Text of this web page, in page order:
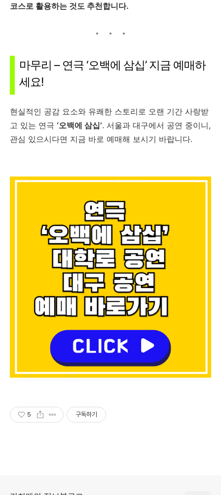
코스로 활용하는 것도 추천합니다.
마무리 – 연극 ‘오백에 삼십’ 지금 예매하
세요!
현실적인 공감 요소와 유쾌한 스토리로 오랜 기간 사랑받
고 있는 연극 ‘오백에 삼십’. 서울과 대구에서 공연 중이니,
관심 있으시다면 지금 바로 예매해 보시기 바랍니다.
5 구독하기